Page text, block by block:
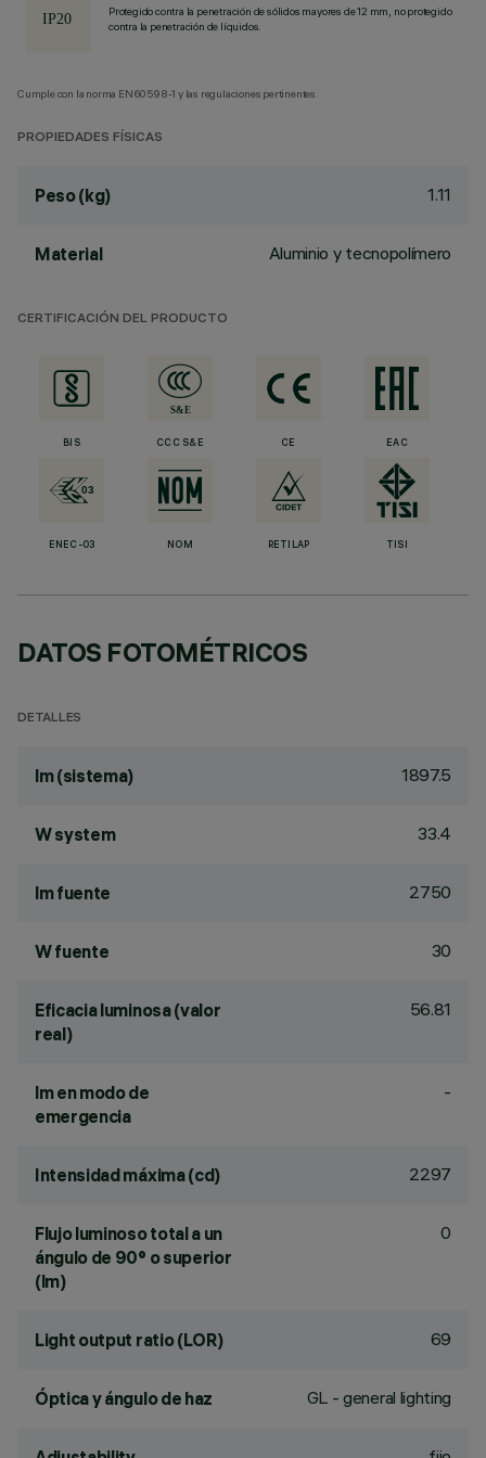
Protegido contra la penetración de sólidos mayores de 12 mm, no protegido
contra la penetración de líquidos.
Cumple con la norma EN60598-1 y las regulaciones pertinentes.
PROPIEDADES FÍSICAS
Peso (kg) 1.11
Material Aluminio y tecnopolímero
CERTIFICACIÓN DEL PRODUCTO
BIS CCC S&E CE EAC
ENEC-03 NOM RETILAP TISI
DATOS FOTOMÉTRICOS
DETALLES
lm (sistema) 1897.5
W system 33.4
lm fuente 2750
W fuente 30
Eficacia luminosa (valor
real)
56.81
lm en modo de
emergencia
-
Intensidad máxima (cd) 2297
Flujo luminoso total a un
ángulo de 90° o superior
(lm)
0
Light output ratio (LOR) 69
Óptica y ángulo de haz GL - general lighting